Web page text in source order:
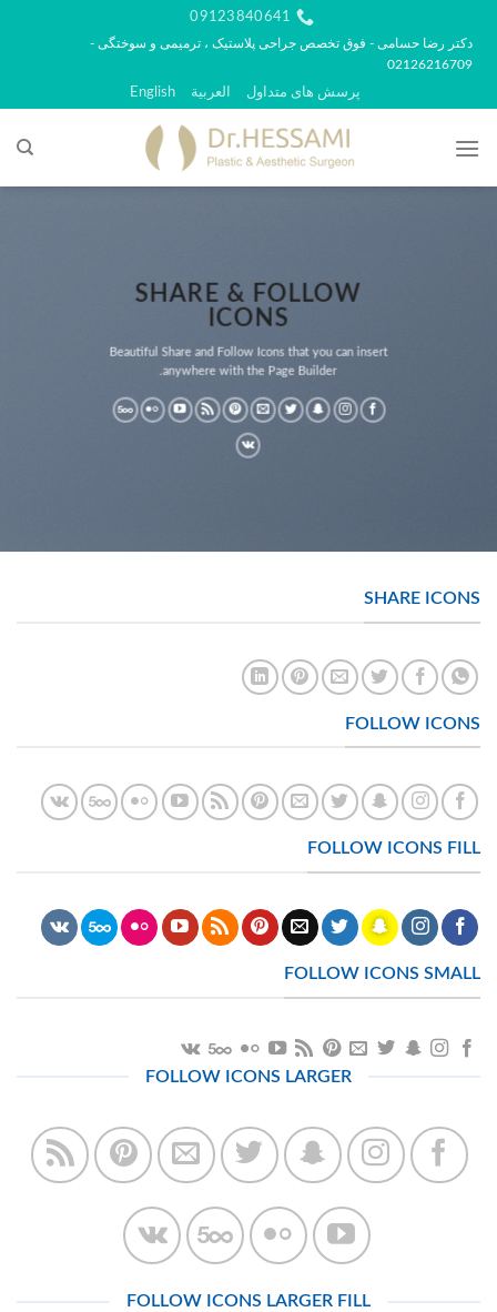
محتوا
09123840641
دکتر رضا حسامی - فوق تخصص جراحی پلاستیک ، ترمیمی و سوختگی -
02126216709
پرسش های متداول العربية English
SHARE & FOLLOW
ICONS
Beautiful Share and Follow Icons that you can insert
anywhere with the Page Builder.
SHARE ICONS
FOLLOW ICONS
FOLLOW ICONS FILL
FOLLOW ICONS SMALL
FOLLOW ICONS LARGER
FOLLOW ICONS LARGER FILL